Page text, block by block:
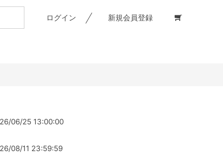
ログイン 新規会員登録
06/25 13:00:00
08/11 23:59:59